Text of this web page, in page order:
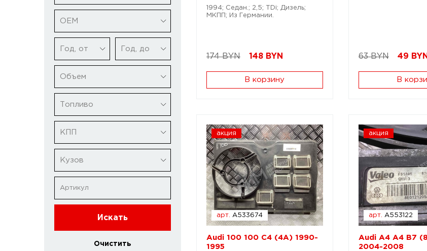
ОЕМ
Год, от Год, до
Объем
Топливо
КПП
Кузов
Искать
Очистить
1994; Седан.; 2,5; TDi; Дизель;
МКПП; Из Германии.
174 BYN 148 BYN
В корзину
63 BYN 49 BYN
В
акция
арт. A533674
Audi 100 100 C4 (4A) 1990-
1995
акция
арт. A553122
Audi A4 A4 B7
2004-2008